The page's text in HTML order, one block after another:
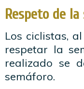
Respeto de
Los ciclistas,
respetar la
realizado se
semáforo.